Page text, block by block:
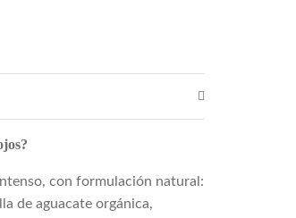
con formulación natural:
de aguacate orgánica,